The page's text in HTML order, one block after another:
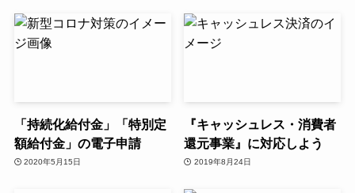
「持続化給付金」「特別定
額給付金」の電子申請
2020年5月15日
『キャッシュレス・消費者
還元事業』に対応しよう
2019年8月24日